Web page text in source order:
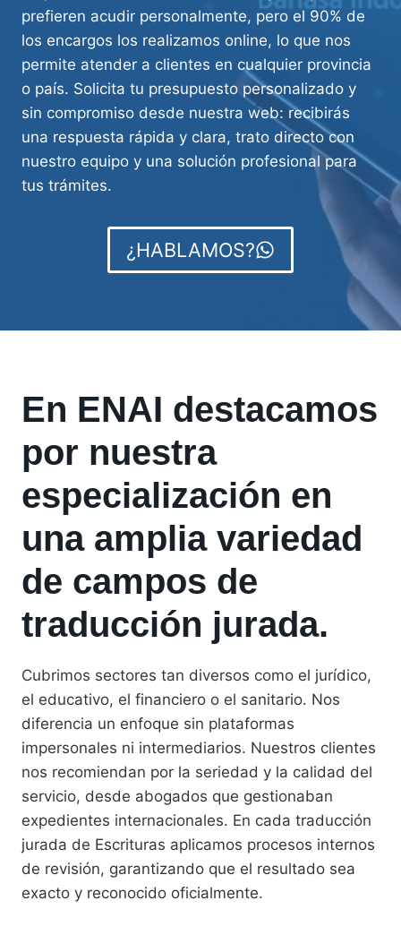
prefieren acudir personalmente, pero el 90% de
los encargos los realizamos online, lo que nos
permite atender a clientes en cualquier provincia
o país. Solicita tu presupuesto personalizado y
sin compromiso desde nuestra web: recibirás
una respuesta rápida y clara, trato directo con
nuestro equipo y una solución profesional para
tus trámites.
¿HABLAMOS?
En ENAI destacamos
por nuestra
especialización en
una amplia variedad
de campos de
traducción jurada.
Cubrimos sectores tan diversos como el jurídico,
el educativo, el financiero o el sanitario. Nos
diferencia un enfoque sin plataformas
impersonales ni intermediarios. Nuestros clientes
nos recomiendan por la seriedad y la calidad del
servicio, desde abogados que gestionaban
expedientes internacionales. En cada traducción
jurada de Escrituras aplicamos procesos internos
de revisión, garantizando que el resultado sea
exacto y reconocido oficialmente.